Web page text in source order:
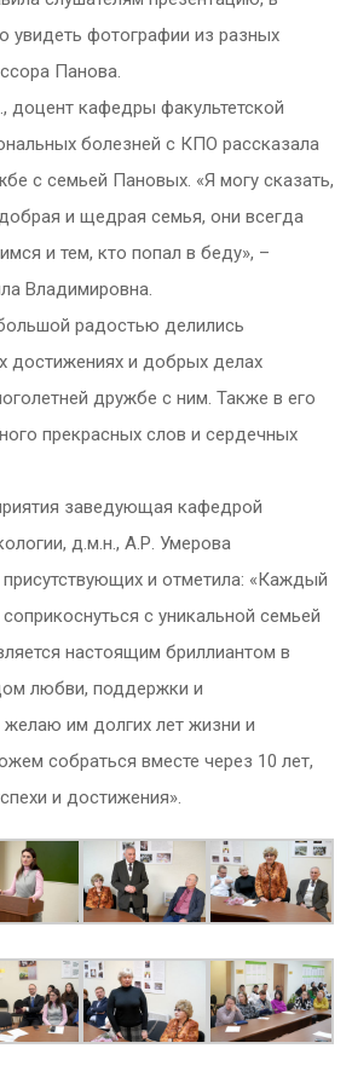
увидеть фотографии из разных
Панова.
доцент кафедры факультетской
болезней с КПО рассказала
с семьей Пановых. «Я могу сказать,
и щедрая семья, они всегда
и тем, кто попал в беду», –
Владимировна.
радостью делились
достижениях и добрых делах
дружбе с ним. Также в его
прекрасных слов и сердечных
заведующая кафедрой
д.м.н., А.Р. Умерова
присутствующих и отметила: «Каждый
с уникальной семьей
настоящим бриллиантом в
любви, поддержки и
им долгих лет жизни и
собраться вместе через 10 лет,
и достижения».